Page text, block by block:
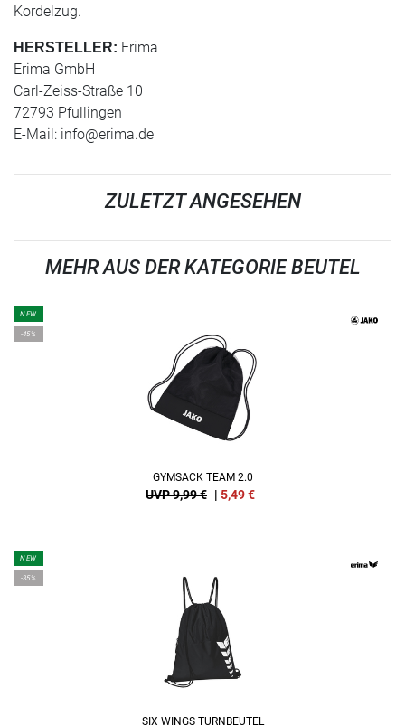
Kordelzug.
HERSTELLER: Erima
Erima GmbH
Carl-Zeiss-Straße 10
72793 Pfullingen
E-Mail: info@erima.de
ZULETZT ANGESEHEN
MEHR AUS DER KATEGORIE BEUTEL
NEW
-45%
GYMSACK TEAM 2.0
UVP 9,99 € | 5,49€
NEW
-35%
SIX WINGS TURNBEUTEL